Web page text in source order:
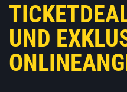
WEITER ZUR
UND